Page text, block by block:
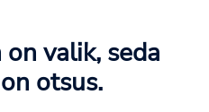
valik, seda
otsus.